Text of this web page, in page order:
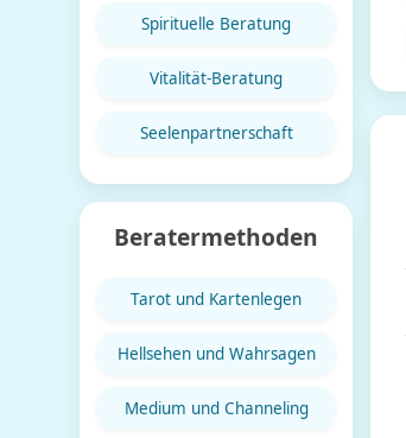
Spirituelle Beratung
Vitalität-Beratung
Seelenpartnerschaft
Beratermethoden
Tarot und Kartenlegen
Hellsehen und Wahrsagen
Medium und Channeling